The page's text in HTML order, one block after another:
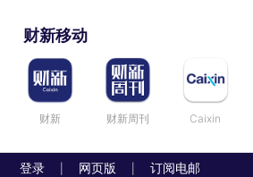
财新移动
财新 财新周刊 Caixin
登录 网页版 订阅电邮